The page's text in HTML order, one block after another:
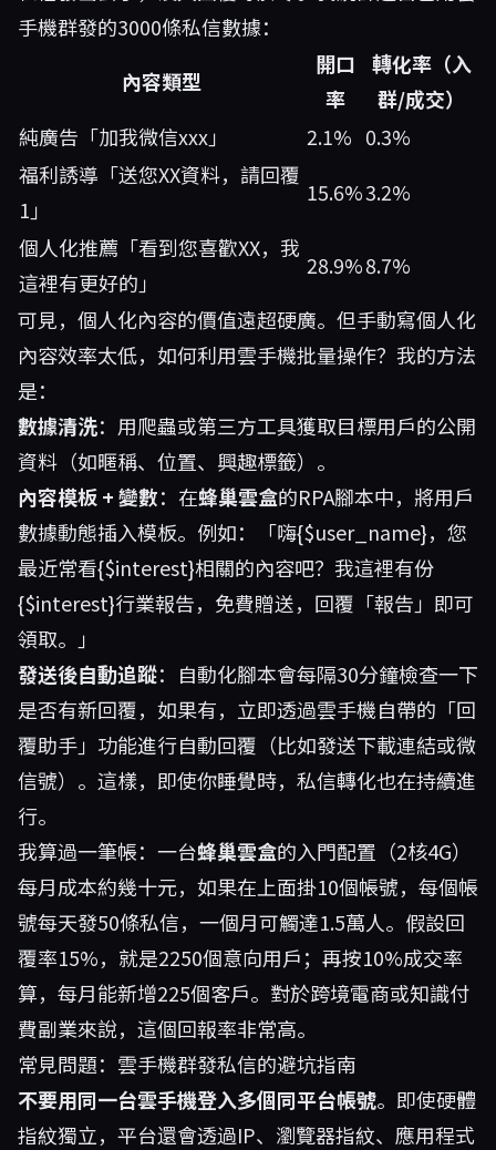
手機群發的3000條私信數據：
內容類型
開口
率
轉化率（入
群/成交）
純廣告「加我微信xxx」
2.1% 0.3%
福利誘導「送您XX資料，請回覆
1」
15.6%3.2%
個人化推薦「看到您喜歡XX，我
這裡有更好的」
28.9%8.7%
可見，個人化內容的價值遠超硬廣。但手動寫個人化
內容效率太低，如何利用雲手機批量操作？我的方法
是：
數據清洗：用爬蟲或第三方工具獲取目標用戶的公開
資料（如暱稱、位置、興趣標籤）。
內容模板 + 變數：在蜂巢雲盒的RPA腳本中，將用戶
數據動態插入模板。例如：「嗨{$user_name}，您
最近常看{$interest}相關的內容吧？我這裡有份
{$interest}行業報告，免費贈送，回覆「報告」即可
領取。」
發送後自動追蹤：自動化腳本會每隔30分鐘檢查一下
是否有新回覆，如果有，立即透過雲手機自帶的「回
覆助手」功能進行自動回覆（比如發送下載連結或微
信號）。這樣，即使你睡覺時，私信轉化也在持續進
行。
我算過一筆帳：一台蜂巢雲盒的入門配置（2核4G）
每月成本約幾十元，如果在上面掛10個帳號，每個帳
號每天發50條私信，一個月可觸達1.5萬人。假設回
覆率15%，就是2250個意向用戶；再按10%成交率
算，每月能新增225個客戶。對於跨境電商或知識付
費副業來說，這個回報率非常高。
常見問題：雲手機群發私信的避坑指南
不要用同一台雲手機登入多個同平台帳號。即使硬體
指紋獨立，平台還會透過IP、瀏覽器指紋、應用程式